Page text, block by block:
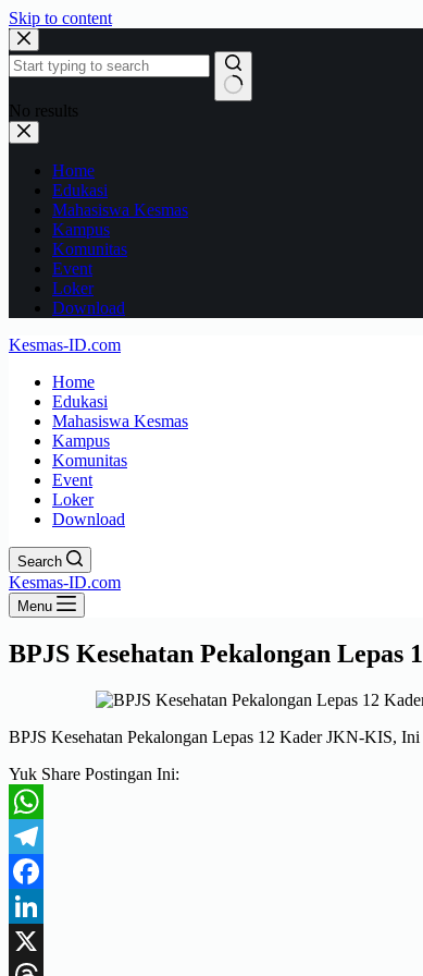
Skip to content
No results
Home
Edukasi
Mahasiswa Kesmas
Kampus
Komunitas
Event
Loker
Download
Kesmas-ID.com
Home
Edukasi
Mahasiswa Kesmas
Kampus
Komunitas
Event
Loker
Download
Search
Kesmas-ID.com
Menu
BPJS Kesehatan Pekalongan
BPJS Kesehatan Pekalongan Lepas 12 Kader JKN-KIS, Ini
Yuk Share Postingan Ini:
WhatsApp
Telegram
Facebook
LinkedIn